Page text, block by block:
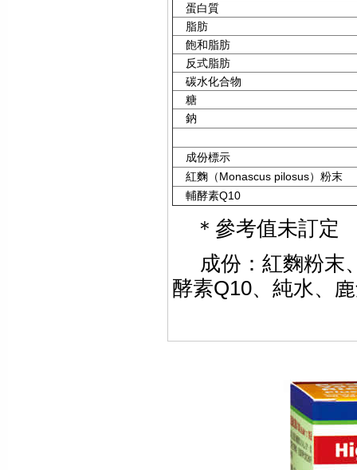
蛋白質
脂肪
飽和脂肪
反式脂肪
碳水化合物
糖
鈉
成份標示
紅麴（Monascus pilosus）粉末
輔酵素Q10
＊ 參考值未訂定
成份：紅麴粉末
酵素Q10、純水、